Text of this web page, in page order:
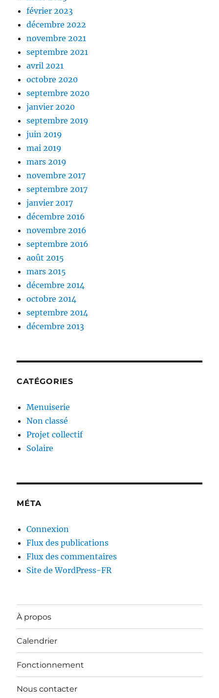
février 2023
décembre 2022
novembre 2021
septembre 2021
avril 2021
octobre 2020
septembre 2020
janvier 2020
septembre 2019
juin 2019
mai 2019
mars 2019
novembre 2017
septembre 2017
janvier 2017
décembre 2016
novembre 2016
septembre 2016
août 2015
mars 2015
décembre 2014
octobre 2014
septembre 2014
décembre 2013
CATÉGORIES
Menuiserie
Non classé
Projet collectif
Solaire
MÉTA
Connexion
Flux des publications
Flux des commentaires
Site de WordPress-FR
À propos
Calendrier
Fonctionnement
Nous contacter